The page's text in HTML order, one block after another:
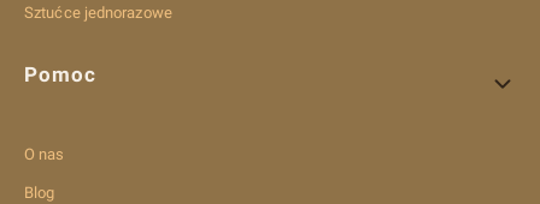
Sztućce jednorazowe
Pomoc
O nas
Blog